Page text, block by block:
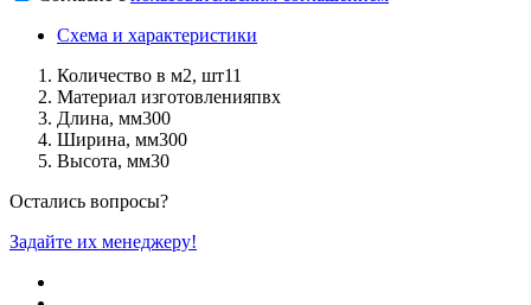
Схема и характеристики
Количество в м2, шт11
Материал изготовленияпвх
Длина, мм300
Ширина, мм300
Высота, мм30
Остались вопросы?
Задайте их менеджеру!